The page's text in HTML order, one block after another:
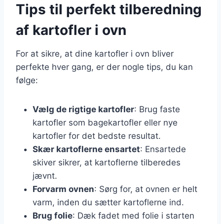
Tips til perfekt tilberedning
af kartofler i ovn
For at sikre, at dine kartofler i ovn bliver
perfekte hver gang, er der nogle tips, du kan
følge:
Vælg de rigtige kartofler: Brug faste
kartofler som bagekartofler eller nye
kartofler for det bedste resultat.
Skær kartoflerne ensartet: Ensartede
skiver sikrer, at kartoflerne tilberedes
jævnt.
Forvarm ovnen: Sørg for, at ovnen er helt
varm, inden du sætter kartoflerne ind.
Brug folie: Dæk fadet med folie i starten